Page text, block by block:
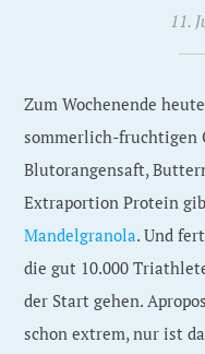
11.
Zum Wochenende
sommerlich-fruchtigen
Blutorangensaft,
Extraportion Protein
Mandelgranola. Und
die gut 10.000
der Start gehen.
schon extrem, nur ist